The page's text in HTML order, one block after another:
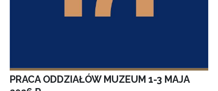
PRACA ODDZIAŁÓW MUZEUM 1-3 MAJA